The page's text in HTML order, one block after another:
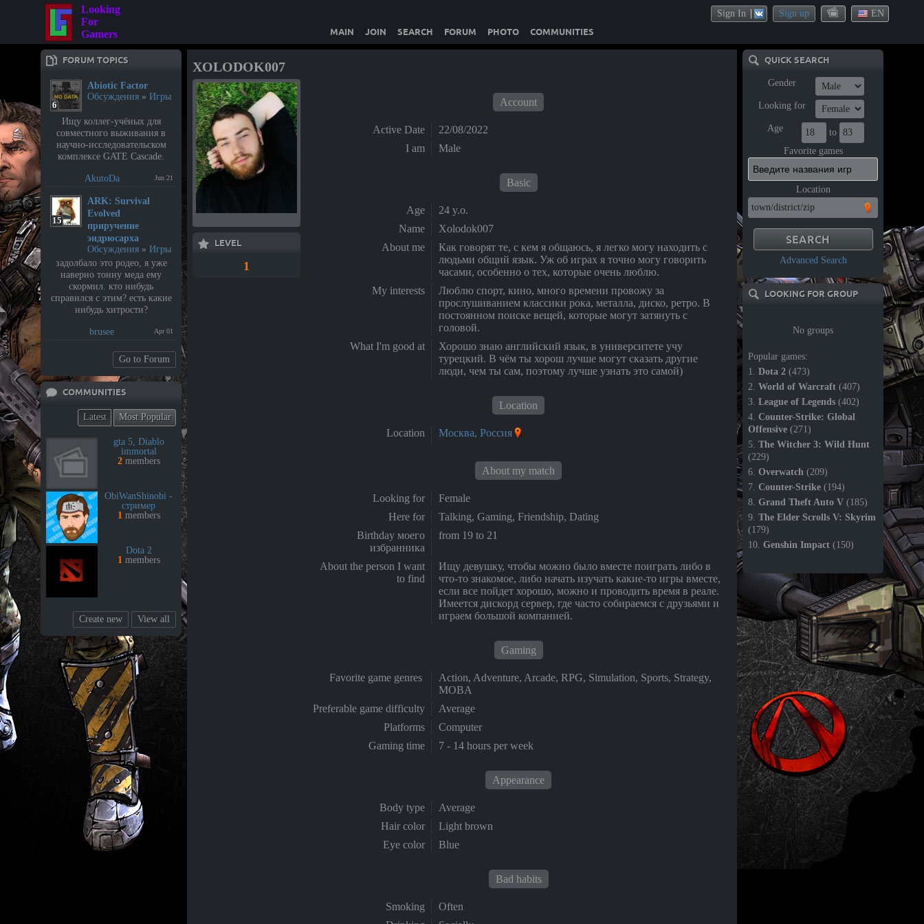
Looking
For
Gamers
Sign In Sign up EN
MAIN JOIN SEARCH FORUM PHOTO COMMUNITIES
FORUM TOPICS
6
Abiotic Factor
Обсуждения » Игры
Ищу коллег-учёных для
совместного выживания в
научно-исследовательском
комплексе GATE Cascade.
AkutoDa Jun 21
15
⁣ARK: Survival
Evolved
приручение
эндрюсарха
Обсуждения » Игры
задолбало это родео, я уже
наверно тонну меда ему
скормил. кто нибудь
справился с этим? есть какие
нибудь хитрости?
brusee Apr 01
Go to Forum
COMMUNITIES
Latest Most Popular
gta 5, Diablo
immortal
2members
ObiWanShinobi -
стример
1members
Dota 2
1members
Create new View all
XOLODOK007
LEVEL
1
Account
Active Date
22/08/2022
I am
Male
Basic
Age
24 y.o.
Name
Xolodok007
About me
Как говорят те, с кем я общаюсь, я легко могу находить с
людьми общий язык. Уж об играх я точно могу говорить
часами, особенно о тех, которые очень люблю.
My interests
Люблю спорт, кино, много времени провожу за
прослушиванием классики рока, металла, диско, ретро. В
постоянном поиске вещей, которые могут затянуть с
головой.
What I'm good at
Хорошо знаю английский язык, в университете учу
турецкий. В чём ты хорош лучше могут сказать другие
люди, чем ты сам, поэтому лучше узнать это самой)
Location
Location Москва, Россия
About my match
Looking for
Female
Here for
Talking, Gaming, Friendship, Dating
Birthday моего
избранника
from 19 to 21
About the person I want
to find
Ищу девушку, чтобы можно было вместе поиграть либо в
что-то знакомое, либо начать изучать какие-то игры вместе,
если все пойдет хорошо, можно и проводить время в реале.
Имеется дискорд сервер, где часто собираемся с друзьями и
играем большой компанией.
Gaming
Favorite game genres
Action, Adventure, Arcade, RPG, Simulation, Sports, Strategy,
MOBA
Preferable game difficulty
Average
Platforms
Computer
Gaming time
7 - 14 hours per week
Appearance
Body type
Average
Hair color
Light brown
Eye color
Blue
Bad habits
Smoking
Often
QUICK SEARCH
Gender
Looking for
Age
to
Favorite games
Location
Advanced Search
LOOKING FOR GROUP
No groups
Popular games:
1. Dota 2 (473)
2. World of Warcraft (407)
3. League of Legends (402)
4. Counter-Strike: Global
Offensive (271)
5. The Witcher 3: Wild Hunt
(229)
6. Overwatch (209)
7. Counter-Strike (194)
8. Grand Theft Auto V (185)
9. The Elder Scrolls V: Skyrim
(179)
10. Genshin Impact (150)